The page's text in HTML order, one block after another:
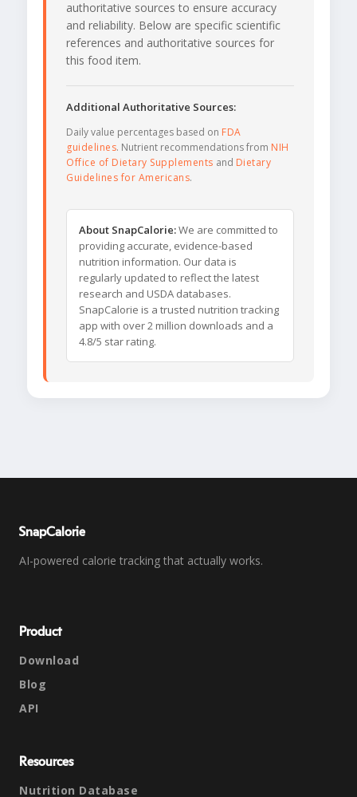
authoritative sources to ensure accuracy
and reliability. Below are specific scientific
references and authoritative sources for
this food item.
Additional Authoritative Sources:
Daily value percentages based on FDA
guidelines. Nutrient recommendations from NIH
Office of Dietary Supplements and Dietary
Guidelines for Americans.
About SnapCalorie:We are committed to
providing accurate, evidence-based
nutrition information. Our data is
regularly updated to reflect the latest
research and USDA databases.
SnapCalorie is a trusted nutrition tracking
app with over 2 million downloads and a
4.8/5 star rating.
SnapCalorie
AI-powered calorie tracking that actually works.
Product
Download
Blog
API
Resources
Nutrition Database